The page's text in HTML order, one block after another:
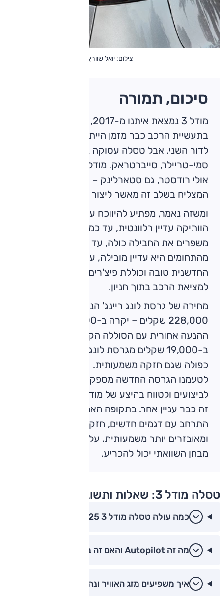
צילום: יואל שוורץ
סיכום, תמורה
מודל 3 נמצאת איתנו מ-2017, ולפי המקובל
בתעשיית הרכב כבר מזמן הייתה אמורה לעבור
לדור השני. אבל טסלה עסוקה בדברים אחרים –
אולי רודסטר, גם סטארלינק – וקל יותר לחדש דגם
המצליח בשלב זה מאשר ליצור דור חדש.
ומשזה נאמר, מפתיע להיווכח עד כמה המכונית
הוותיקה עדיין רלוונטית, עד כמה עדכוני התוכנה
משפרים את החבילה כולה, עד כמה בחלק
מהתחומים היא עדיין מובילה, עד כמה האפליקציה
החדשנית טובה וכוללת פיצ'רים ייחודיים כמו הכוונה
למציאת הרכב בתוך חניון.
מחירה של גרסת לונג ריינג' הנעה אחורית עומד על
ההנעה אחורית עם הסוללה הקטנה, זולה
ב-19,000 שקלים מגרסת לונג' ריינג' עם הנעה
כפולה שגם חזקה משמעותית.
לטעמנו הגרסה החדשה מספקת את התמהיל הנכון
זה כבר עניין אחר. בתקופה האחרונה השוק
התרחב עם דגמים חדשים, חזקים, מרווחים,
ומאובזרים יותר משמעותית. על איכות הביצוע רק
מבחן השוואתי יכול להכריע.
טסלה מודל 3: שאלות ותשובות
כמה עולה טסלה מודל 3 2025?
מה זה Autopilot והאם זה בטוח?
איך משפיעים מזג האוויר ונהיגה על הצריכה?